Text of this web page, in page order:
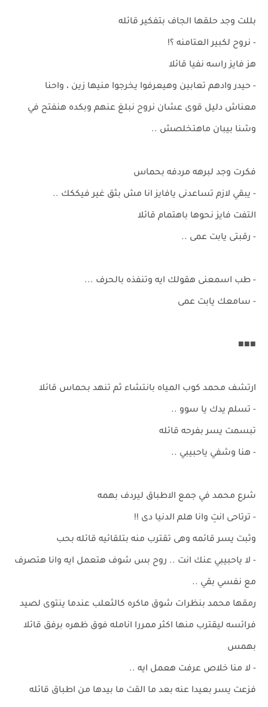
بللت وجد حلقها الجاف بتفكير قائله
- نروح لكبير العتامنه ؟!
هز فايز راسه نفيا قائلا
- حيدر وادهم تعابين وهيعرفوا يخرجوا منيها زين ، واحنا
معناش دليل قوى عشان نروح نبلغ عنهم وبكده هنفتح في
وشنا بيبان ماهتخلصش ..
فكرت وجد لبرهه مردفه بحماس
- يبقي لازم تساعدنى يافايز انا مش بثق غير فيككك ..
التفت فايز نحوها باهتمام قائلا
- رقبتى يابت عمى ..
- طب اسمعنى هقولك ايه وتنفذه بالحرف ...
- سامعك يابت عمى
■■■
ارتشف محمد كوب المياه بانتشاء ثم تنهد بحماس قائلا
- تسلم يدك يا سوو ..
تبسمت يسر بفرحه قائله
- هنا وشفي ياحبيبي ..
شرع محمد في جمع الاطباق ليردف بهمه
- ترتاحى انتِ وانا هلم الدنيا دى !!
وثبت يسر قائمه وهى تقترب منه بتلقائيه قائله بحب
- لا ياحبيبي عنك انت .. روح بس شوف هتعمل ايه وانا هتصرف
مع نفسي بقي ..
رمقها محمد بنظرات شوق ماكره كالثعلب عندما ينتوى لصيد
فرائسه ليقترب منها اكثر ممررا انامله فوق ظهره برفق قائلا
بهمس
- لا منا خلاص عرفت هعمل ايه ..
فزعت يسر بعيدا عنه بعد ما القت ما بيدها من اطباق قائله